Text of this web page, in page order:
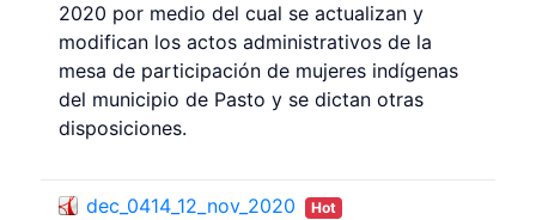
2020 por medio del cual se actualizan y
modifican los actos administrativos de la
mesa de participación de mujeres indígenas
del municipio de Pasto y se dictan otras
disposiciones.
dec_0414_12_nov_2020 Hot